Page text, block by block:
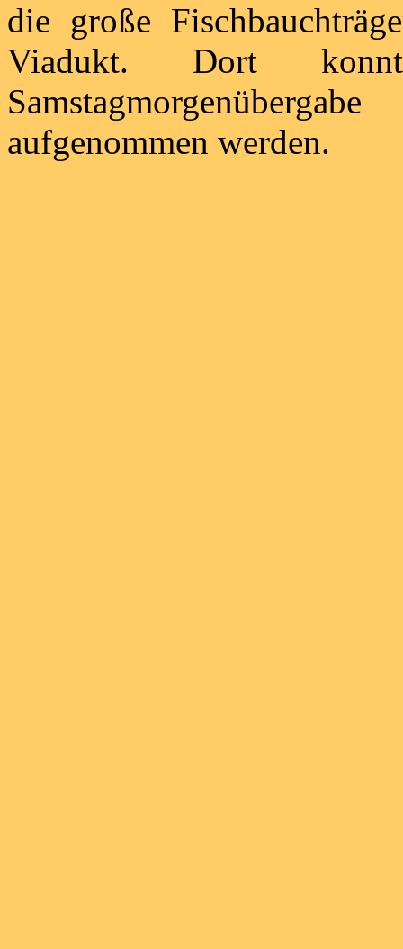
die große
Viadukt. Dort
aufgenommen werden.